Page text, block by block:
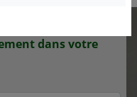
dans votre